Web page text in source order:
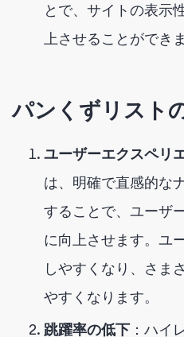
とで、サイトの表示
上させることができま
パンくずリスト
ユーザーエクスペリ
は、明確で直感的な
することで、ユーザ
に向上させます。ユ
しやすくなり、さま
やすくなります。
跳躍率の低下 ：ハイ